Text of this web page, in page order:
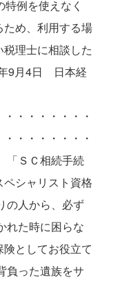
例を使えなく
め、利用する場
理士に相談した
9月4日 日本経
・・・・・・・
・・・・・・・
「ＳＣ相続手続
シャリスト資格
の人から、必ず
れた時に困らな
としてお役立て
負った遺族をサ